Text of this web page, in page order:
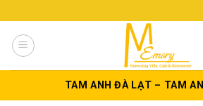
to
content
TAM ANH ĐÀ LẠT – TAM